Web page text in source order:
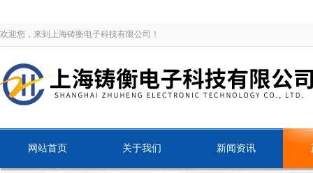
欢迎您，来到上海铸衡电子科技有限公司！
网站首页 关于我们 新闻资讯